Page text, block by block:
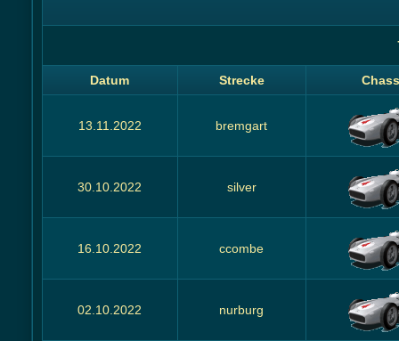
Datum Strecke
13.11.2022 bremgart
30.10.2022 silver
16.10.2022 ccombe
02.10.2022 nurburg